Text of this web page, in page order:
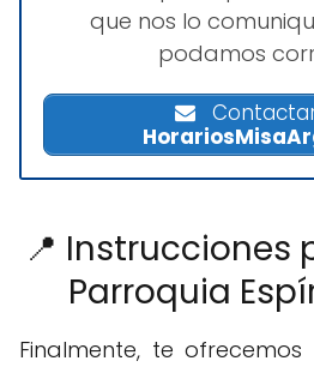
que nos lo
podamos
📍 Instrucciones
Parroquia
Finalmente, te ofrecemos